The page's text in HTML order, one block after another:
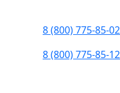
8 (800) 775-85-02
8 (800) 775-85-12